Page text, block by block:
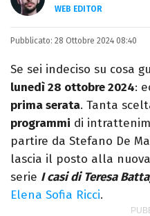
WEB EDITOR
LINKEDIN
Si avvicina
come Fashion
Comunicazione
Nuovi media
collaborando
stampa.
Pubblicato: 28 Ottobre 2024 08:40
Se sei indeciso su cosa
lunedì 28 ottobre 2024:
prima serata. Tanta
programmi di
partire da Stefano De
lascia il posto alla
serie I casi di Teresa
Elena Sofia Ricci.